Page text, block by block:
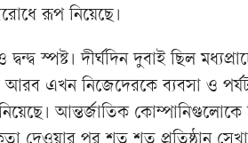
রূপ নিয়েছে।
দ্বন্দ্ব স্পষ্ট। দীর্ঘদিন দুবাই ছিল
আরব এখন নিজেদেরকে ব্যবসা ও
নিয়েছে। আন্তর্জাতিক